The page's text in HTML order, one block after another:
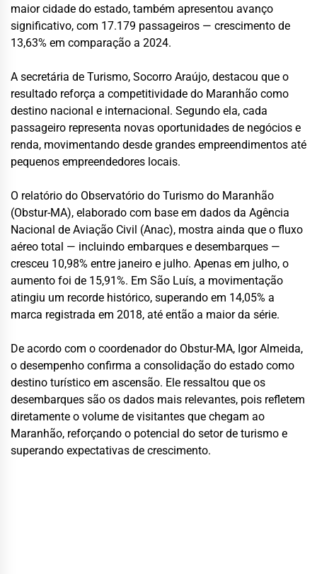
maior cidade do estado, também apresentou avanço
significativo, com 17.179 passageiros — crescimento de
13,63% em comparação a 2024.
A secretária de Turismo, Socorro Araújo, destacou que o
resultado reforça a competitividade do Maranhão como
destino nacional e internacional. Segundo ela, cada
passageiro representa novas oportunidades de negócios e
renda, movimentando desde grandes empreendimentos até
pequenos empreendedores locais.
O relatório do Observatório do Turismo do Maranhão
(Obstur-MA), elaborado com base em dados da Agência
Nacional de Aviação Civil (Anac), mostra ainda que o fluxo
aéreo total — incluindo embarques e desembarques —
cresceu 10,98% entre janeiro e julho. Apenas em julho, o
aumento foi de 15,91%. Em São Luís, a movimentação
atingiu um recorde histórico, superando em 14,05% a
marca registrada em 2018, até então a maior da série.
De acordo com o coordenador do Obstur-MA, Igor Almeida,
o desempenho confirma a consolidação do estado como
destino turístico em ascensão. Ele ressaltou que os
desembarques são os dados mais relevantes, pois refletem
diretamente o volume de visitantes que chegam ao
Maranhão, reforçando o potencial do setor de turismo e
superando expectativas de crescimento.